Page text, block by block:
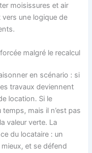
moisissures et air
une logique de
malgré le recalcul
en scénario : si
travaux deviennent
location. Si le
mais il n’est pas
valeur verte. La
du locataire : un
et se défend